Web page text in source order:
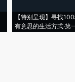
【特别呈现】寻找
有意思的生活方式·第